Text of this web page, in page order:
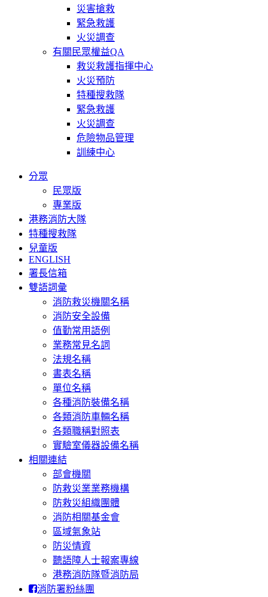
災害搶救
緊急救護
火災調查
有關民眾權益QA
救災救護指揮中心
火災預防
特種搜救隊
緊急救護
火災調查
危險物品管理
訓練中心
分眾
民眾版
專業版
港務消防大隊
特種搜救隊
兒童版
ENGLISH
署長信箱
雙語詞彙
消防救災機關名稱
消防安全設備
值勤常用語例
業務常見名詞
法規名稱
書表名稱
單位名稱
各種消防裝備名稱
各類消防車輛名稱
各類職稱對照表
實驗室儀器設備名稱
相關連結
部會機關
防救災業業務機構
防救災組織團體
消防相關基金會
區域氣象站
防災情資
聽語障人士報案專線
港務消防隊暨消防局
消防署粉絲團